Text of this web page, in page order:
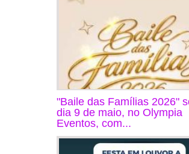
"Baile das Famílias 2026"
dia 9 de maio, no Olympia
Eventos, com...